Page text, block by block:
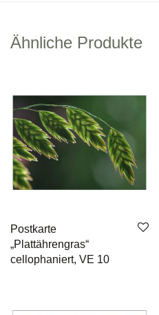
Ähnliche Produkte
Postkarte
„Plattährengras“
cellophaniert, VE 10